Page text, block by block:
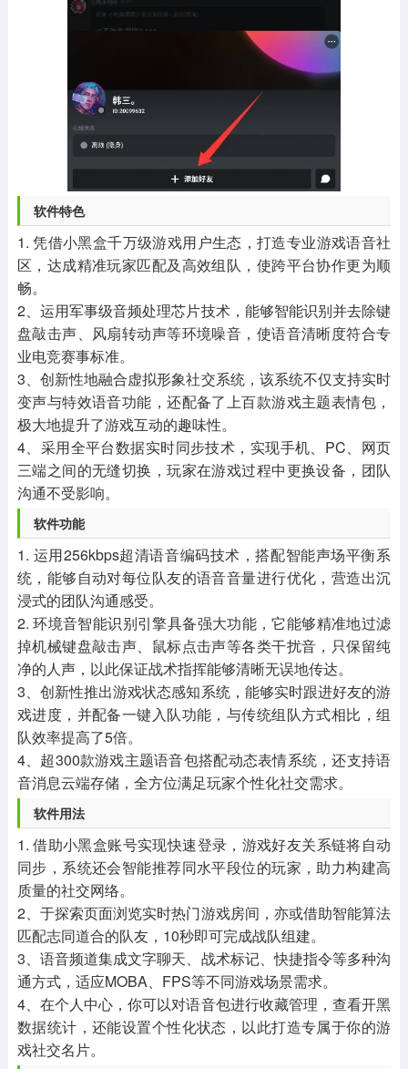
软件特色
1. 凭借小黑盒千万级游戏用户生态，打造专业游戏语音社
区，达成精准玩家匹配及高效组队，使跨平台协作更为顺
畅。
2、运用军事级音频处理芯片技术，能够智能识别并去除键
盘敲击声、风扇转动声等环境噪音，使语音清晰度符合专
业电竞赛事标准。
3、创新性地融合虚拟形象社交系统，该系统不仅支持实时
变声与特效语音功能，还配备了上百款游戏主题表情包，
极大地提升了游戏互动的趣味性。
4、采用全平台数据实时同步技术，实现手机、PC、网页
三端之间的无缝切换，玩家在游戏过程中更换设备，团队
沟通不受影响。
软件功能
1. 运用256kbps超清语音编码技术，搭配智能声场平衡系
统，能够自动对每位队友的语音音量进行优化，营造出沉
浸式的团队沟通感受。
2. 环境音智能识别引擎具备强大功能，它能够精准地过滤
掉机械键盘敲击声、鼠标点击声等各类干扰音，只保留纯
净的人声，以此保证战术指挥能够清晰无误地传达。
3、创新性推出游戏状态感知系统，能够实时跟进好友的游
戏进度，并配备一键入队功能，与传统组队方式相比，组
队效率提高了5倍。
4、超300款游戏主题语音包搭配动态表情系统，还支持语
音消息云端存储，全方位满足玩家个性化社交需求。
软件用法
1. 借助小黑盒账号实现快速登录，游戏好友关系链将自动
同步，系统还会智能推荐同水平段位的玩家，助力构建高
质量的社交网络。
2、于探索页面浏览实时热门游戏房间，亦或借助智能算法
匹配志同道合的队友，10秒即可完成战队组建。
3、语音频道集成文字聊天、战术标记、快捷指令等多种沟
通方式，适应MOBA、FPS等不同游戏场景需求。
4、在个人中心，你可以对语音包进行收藏管理，查看开黑
数据统计，还能设置个性化状态，以此打造专属于你的游
戏社交名片。